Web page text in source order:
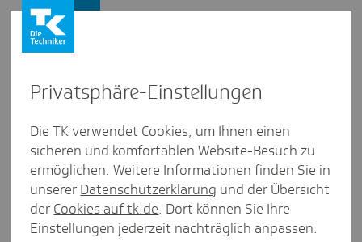
Infor­ma­tionen zum TK-Klinik­
führer
Die Informationen des TK-Klinikführers auf der
Website www.tk.de können ohne vorherige
Ankündigung jederzeit geändert oder aktualisiert
Privat­sphäre-Einstel­lungen
Die TK verwendet Cookies, um Ihnen einen
sicheren und komfortablen Website-Besuch zu
ermöglichen. Weitere Informationen finden Sie in
unserer Datenschutzerklärung und der Übersicht
der Cookies auf tk.de. Dort können Sie Ihre
Einstellungen jederzeit nachträglich anpassen.